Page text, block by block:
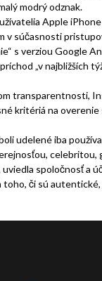
modrý odznak.
Apple iPhone
v súčasnosti
s verziou Google
„v najbližších
transparentnosti,
kritériá na overenie
udelené iba
celebritou,
uviedla spoločnosť a
toho, či sú